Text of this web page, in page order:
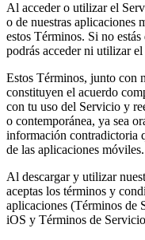
Al acceder o utilizar el
o de nuestras aplicaciones
estos Términos. Si no
podrás acceder ni utilizar
Estos Términos, junto con
constituyen el acuerdo
con tu uso del Servicio y
o contemporánea, ya sea
información contradictoria
de las aplicaciones móviles.
Al descargar y utilizar
aceptas los términos y
aplicaciones (Términos de
iOS y Términos de